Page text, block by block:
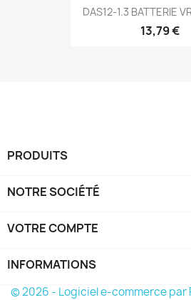
DAS12-1.3 BATTERIE
13,79 €
PRODUITS
NOTRE SOCIÉTÉ
VOTRE COMPTE
INFORMATIONS
© 2026 - Logiciel e-commerce